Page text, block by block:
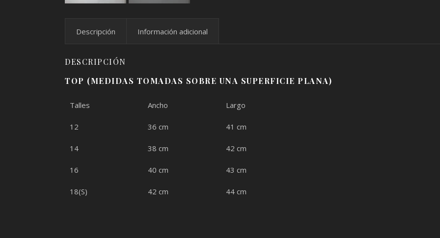
Descripción Información adicional
DESCRIPCIÓN
TOP (MEDIDAS TOMADAS SOBRE UNA SUPERFICIE PLANA)
Talles Ancho Largo
12 36 cm 41 cm
14 38 cm 42 cm
16 40 cm 43 cm
18(S) 42 cm 44 cm